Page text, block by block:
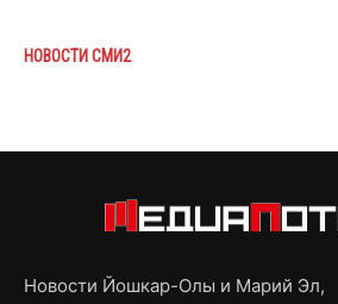
НОВОСТИ СМИ2
Новости Йошкар-Олы и Марий Эл,